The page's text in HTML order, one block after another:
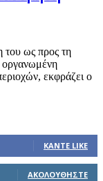
του ως προς τη
οργανωμένη
εκφράζει ο
ΚΆΝΤΕ LIKE
ΑΚΟΛΟΥΘΉΣΤΕ